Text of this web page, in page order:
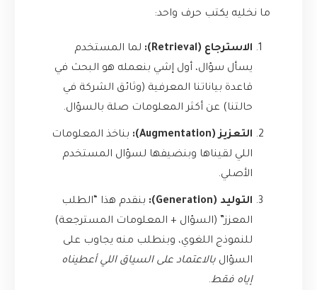
ما نخليه يكتب حرف واحد:
الاسترجاع (Retrieval):
لما المستخدم
يسأل سؤال، أول إشي بنعمله هو البحث في
قاعدة بياناتنا المعرفية (وثائق الشركة في
حالتنا) عن أكثر المعلومات صلة بالسؤال.
التعزيز (Augmentation):
بناخذ المعلومات
اللي لقيناها وبنضيفها لسؤال المستخدم
الأصلي.
التوليد (Generation):
بنقدم هذا “الطلب
المعزز” (السؤال + المعلومات المسترجعة)
للنموذج اللغوي، وبنطلب منه يجاوب على
السؤال بالاعتماد على السياق اللي أعطيناه
إياه فقط.